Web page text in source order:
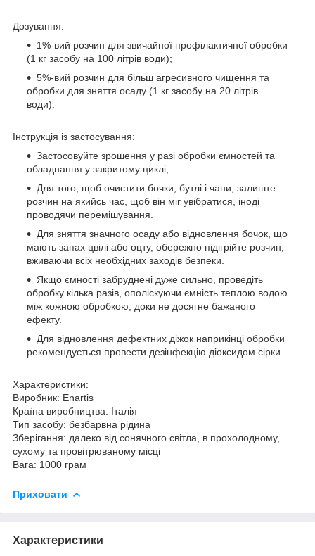
Дозування:
1%-вий розчин для звичайної профілактичної обробки
(1 кг засобу на 100 літрів води);
5%-вий розчин для більш агресивного чищення та
обробки для зняття осаду (1 кг засобу на 20 літрів
води).
Інструкція із застосування:
Застосовуйте зрошення у разі обробки ємностей та
обладнання у закритому циклі;
Для того, щоб очистити бочки, бутлі і чани, залиште
розчин на якийсь час, щоб він міг увібратися, іноді
проводячи перемішування​.
Для зняття значного осаду або відновлення бочок, що
мають запах цвілі або оцту, обережно підігрійте розчин,
вживаючи всіх необхідних заходів безпеки.
Якщо ємності забруднені дуже сильно, проведіть
обробку кілька разів, ополіскуючи ємність теплою водою
між кожною обробкою, доки не досягне бажаного
ефекту.
Для відновлення дефектних діжок наприкінці обробки
рекомендується провести дезінфекцію діоксидом сірки.
Характеристики:
Виробник: Enartis
Країна виробництва: Італія
Тип засобу: безбарвна рідина
Зберігання: далеко від сонячного світла, в прохолодному,
сухому та провітрюваному місці
Вага: 1000 грам
Приховати
Характеристики